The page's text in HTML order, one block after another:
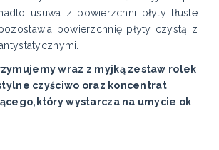
usuwa z powierzchni płyty tłuste
powierzchnię płyty czystą z
wraz z myjką zestaw rolek
czyściwo oraz koncentrat
wystarcza na umycie ok